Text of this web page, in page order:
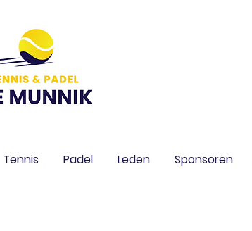
Tennis Padel Leden Sponsoren